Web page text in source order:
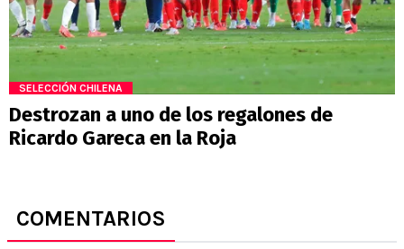
SELECCIÓN CHILENA
Destrozan a uno de los regalones de
Ricardo Gareca en la Roja
COMENTARIOS